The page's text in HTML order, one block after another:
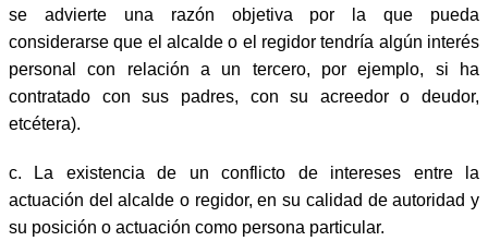
se advierte una razón objetiva por la que pueda
considerarse que el alcalde o el regidor tendría algún interés
personal con relación a un tercero, por ejemplo, si ha
contratado con sus padres, con su acreedor o deudor,
etcétera).
c.
La existencia de un conflicto de intereses entre la
actuación del alcalde o regidor, en su calidad de autoridad y
su posición o actuación como persona particular.